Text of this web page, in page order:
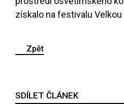
získalo na festivalu
Zpět
SDÍLET ČLÁNEK